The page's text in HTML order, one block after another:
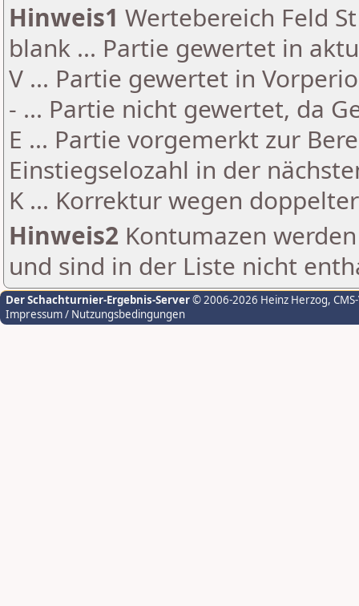
Hinweis1 Wertebereich Feld
blank ... Partie gewertet in
V ... Partie gewertet in
- ... Partie nicht gewertet, da
E ... Partie vorgemerkt zur
Einstiegselozahl in der
K ... Korrektur wegen
Hinweis2 Kontumazen
und sind in der Liste nicht
Der Schachturnier-Ergebnis-Server© 2006-2026 Heinz Herzog,
Impressum / Nutzungsbedingungen